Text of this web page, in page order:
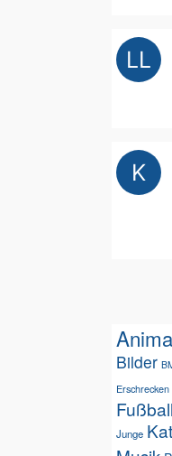
Bilder
Erschrecken
Fußball
Junge